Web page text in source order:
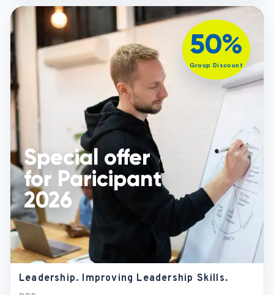
50%
Group Discount
Special offer
for Paricipant
2026
PDF
Paricipant
Leadership. Improving Leadership Skills.